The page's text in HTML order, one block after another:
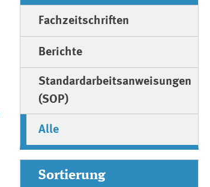
Fachzeitschriften
Berichte
Standardarbeitsanweisungen
(SOP)
Alle
Sortierung